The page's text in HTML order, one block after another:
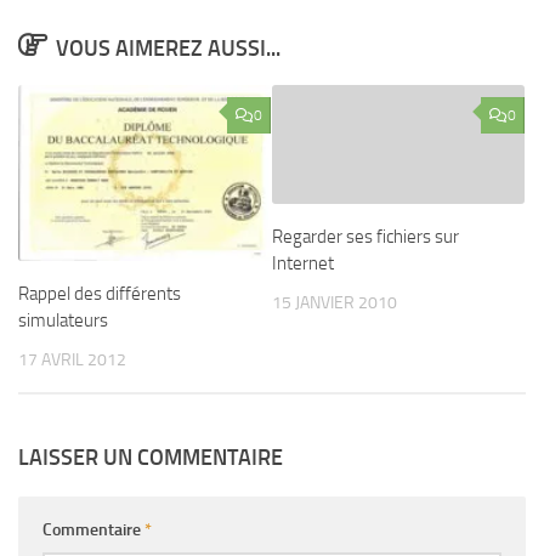
VOUS AIMEREZ AUSSI...
0
Rappel des différents
simulateurs
17 AVRIL 2012
0
Regarder ses fichiers sur
Internet
15 JANVIER 2010
LAISSER UN COMMENTAIRE
Commentaire*